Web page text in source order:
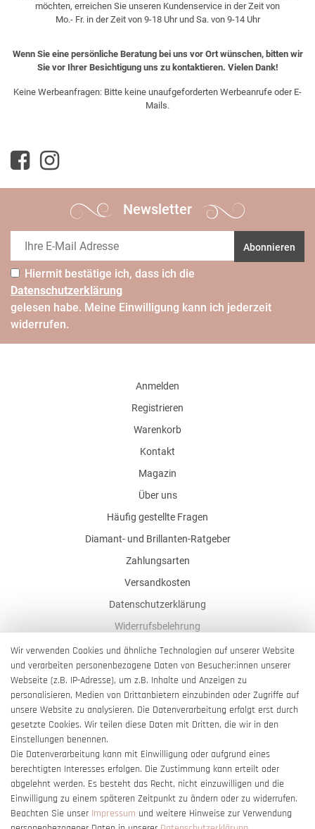
möchten, erreichen Sie unseren Kundenservice in der Zeit von
Mo.- Fr. in der Zeit von 9-18 Uhr und Sa. von 9-14 Uhr
Wenn Sie eine persönliche Beratung bei uns vor Ort wünschen, bitten wir
Sie vor Ihrer Besichtigung uns zu kontaktieren. Vielen Dank!
Keine Werbeanfragen: Bitte keine unaufgeforderten Werbeanrufe oder E-
Mails.
Newsletter
Abonnieren
Hiermit bestätige ich, dass ich die
Daten­schutz­erklärung
gelesen habe. Meine Einwilligung kann ich jederzeit
widerrufen.
Anmelden
Registrieren
Warenkorb
Kontakt
Magazin
Über uns
Häufig gestellte Fragen
Diamant- und Brillanten-Ratgeber
Zahlungsarten
Versandkosten
Datenschutzerklärung
Widerrufsbelehrung
AGB
Impressum
Barrierefreiheitserklärung
Vertrag widerrufen
Wir verwenden Cookies und ähnliche Technologien auf unserer Website
und verarbeiten personenbezogene Daten von Besucher:innen unserer
Webseite (z.B. IP-Adresse), um z.B. Inhalte und Anzeigen zu
personalisieren, Medien von Drittanbietern einzubinden oder Zugriffe auf
unsere Website zu analysieren. Die Datenverarbeitung erfolgt erst durch
gesetzte Cookies. Wir teilen diese Daten mit Dritten, die wir in den
Einstellungen benennen.
Die Datenverarbeitung kann mit Einwilligung oder aufgrund eines
berechtigten Interesses erfolgen. Die Zustimmung kann erteilt oder
abgelehnt werden. Es besteht das Recht, nicht einzuwilligen und die
Einwilligung zu einem späteren Zeitpunkt zu ändern oder zu widerrufen.
Beachten Sie unser Impressum und weitere Hinweise zur Verwendung